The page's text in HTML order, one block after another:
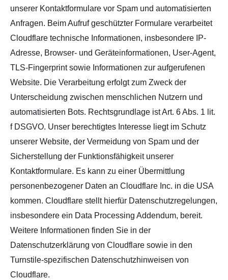
unserer Kontaktformulare vor Spam und automatisierten
Anfragen. Beim Aufruf geschützter Formulare verarbeitet
Cloudflare technische Informationen, insbesondere IP-
Adresse, Browser- und Geräteinformationen, User-Agent,
TLS-Fingerprint sowie Informationen zur aufgerufenen
Website. Die Verarbeitung erfolgt zum Zweck der
Unterscheidung zwischen menschlichen Nutzern und
automatisierten Bots. Rechtsgrundlage ist Art. 6 Abs. 1 lit.
f DSGVO. Unser berechtigtes Interesse liegt im Schutz
unserer Website, der Vermeidung von Spam und der
Sicherstellung der Funktionsfähigkeit unserer
Kontaktformulare. Es kann zu einer Übermittlung
personenbezogener Daten an Cloudflare Inc. in die USA
kommen. Cloudflare stellt hierfür Datenschutzregelungen,
insbesondere ein Data Processing Addendum, bereit.
Weitere Informationen finden Sie in der
Datenschutzerklärung von Cloudflare sowie in den
Turnstile-spezifischen Datenschutzhinweisen von
Cloudflare.